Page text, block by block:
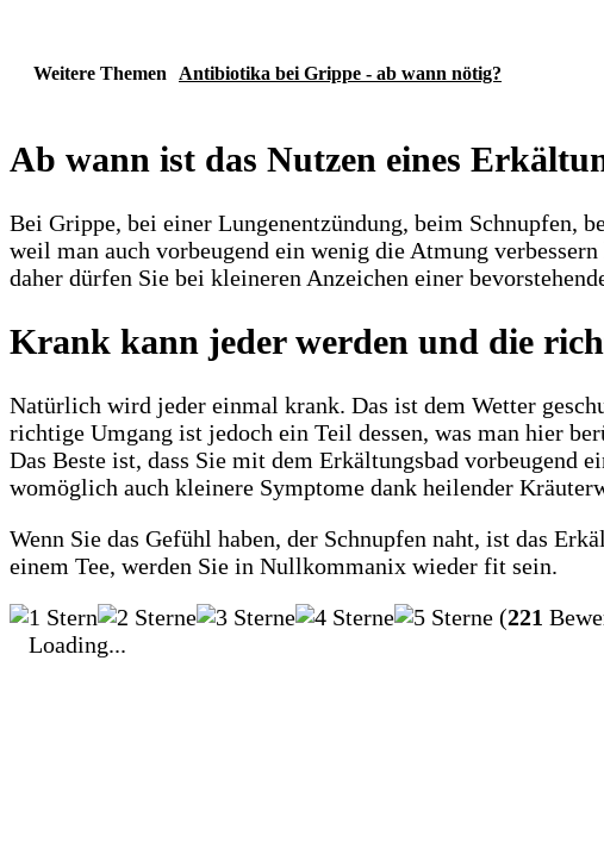
Weitere Themen Antibiotika bei Grippe - ab wann nötig?
Ab wann ist das Nutzen eines
Bei Grippe, bei einer Lungenentzündung, beim Schnupfen,
weil man auch vorbeugend ein wenig die Atmung
daher dürfen Sie bei kleineren Anzeichen einer
Krank kann jeder werden und die
Natürlich wird jeder einmal krank. Das ist dem Wetter
richtige Umgang ist jedoch ein Teil dessen, was man hier
Das Beste ist, dass Sie mit dem Erkältungsbad vorbeugend
womöglich auch kleinere Symptome dank heilender
Wenn Sie das Gefühl haben, der Schnupfen naht, ist das
einem Tee, werden Sie in Nullkommanix wieder fit sein.
(221
Loading...